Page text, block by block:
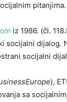
pitanjima.
iz 1986. (čl.
socijalni dijalog.
socijalni
),
sa